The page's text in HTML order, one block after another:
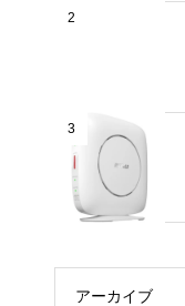
2
3
アーカイブ